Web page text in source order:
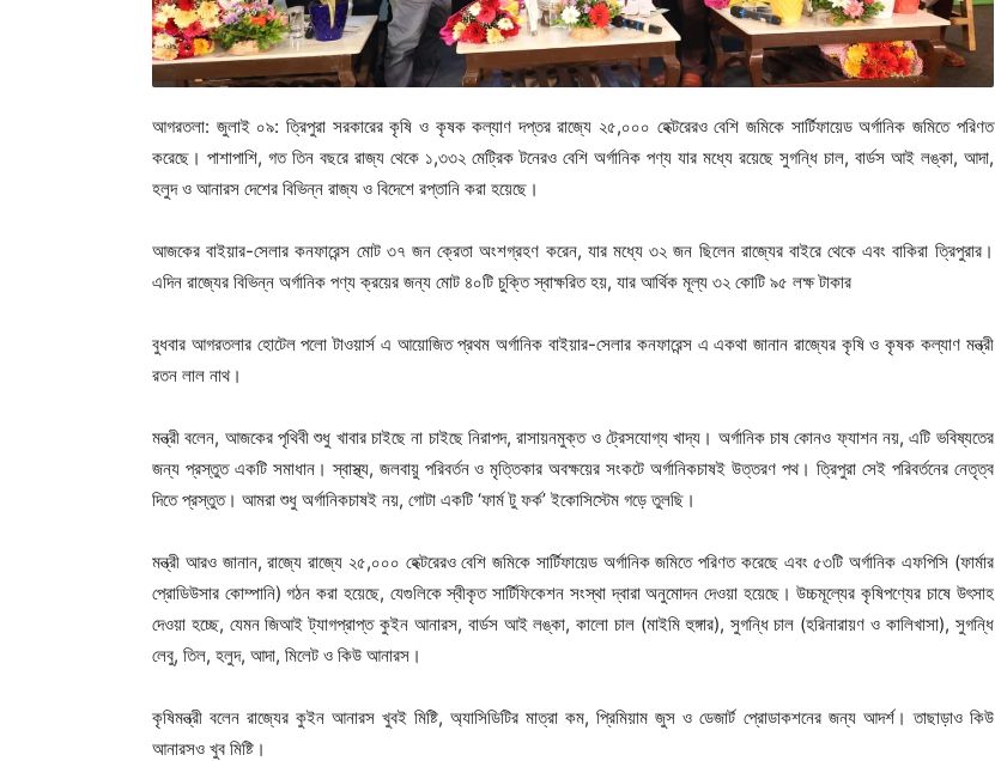
আগরতলা: জুলাই ০৯: ত্রিপুরা সরকারের কৃষি ও কৃষক কল্যাণ দপ্তর রাজ্যে ২৫,০০০ হেক্টরেরও বেশি জমিকে সার্টিফায়েড অর্গানিক জমিতে পরিণত
করেছে। পাশাপাশি, গত তিন বছরে রাজ্য থেকে ১,৩৩২ মেট্রিক টনেরও বেশি অর্গানিক পণ্য যার মধ্যে রয়েছে সুগন্ধি চাল, বার্ডস আই লঙ্কা, আদা,
হলুদ ও আনারস দেশের বিভিন্ন রাজ্য ও বিদেশে রপ্তানি করা হয়েছে।
আজকের বাইয়ার-সেলার কনফারেন্স মোট ৩৭ জন ক্রেতা অংশগ্রহণ করেন, যার মধ্যে ৩২ জন ছিলেন রাজ্যের বাইরে থেকে এবং বাকিরা ত্রিপুরার।
এদিন রাজ্যের বিভিন্ন অর্গানিক পণ্য ক্রয়ের জন্য মোট ৪০টি চুক্তি স্বাক্ষরিত হয়, যার আর্থিক মূল্য ৩২ কোটি ৯৫ লক্ষ টাকার
বুধবার আগরতলার হোটেল পলো টাওয়ার্স এ আয়োজিত প্রথম অর্গানিক বাইয়ার-সেলার কনফারেন্স এ একথা জানান রাজ্যের কৃষি ও কৃষক কল্যাণ মন্ত্রী
রতন লাল নাথ।
মন্ত্রী বলেন, আজকের পৃথিবী শুধু খাবার চাইছে না চাইছে নিরাপদ, রাসায়নমুক্ত ও ট্রেসযোগ্য খাদ্য। অর্গানিক চাষ কোনও ফ্যাশন নয়, এটি ভবিষ্যতের
জন্য প্রস্তুত একটি সমাধান। স্বাস্থ্য, জলবায়ু পরিবর্তন ও মৃত্তিকার অবক্ষয়ের সংকটে অর্গানিকচাষই উত্তরণ পথ। ত্রিপুরা সেই পরিবর্তনের নেতৃত্ব
দিতে প্রস্তুত। আমরা শুধু অর্গানিকচাষই নয়, গোটা একটি ‘ফার্ম টু ফর্ক’ ইকোসিস্টেম গড়ে তুলছি।
মন্ত্রী আরও জানান, রাজ্যে রাজ্যে ২৫,০০০ হেক্টরেরও বেশি জমিকে সার্টিফায়েড অর্গানিক জমিতে পরিণত করেছে এবং ৫৩টি অর্গানিক এফপিসি (ফার্মার
প্রোডিউসার কোম্পানি) গঠন করা হয়েছে, যেগুলিকে স্বীকৃত সার্টিফিকেশন সংস্থা দ্বারা অনুমোদন দেওয়া হয়েছে। উচ্চমূল্যের কৃষিপণ্যের চাষে উৎসাহ
দেওয়া হচ্ছে, যেমন জিআই ট্যাগপ্রাপ্ত কুইন আনারস, বার্ডস আই লঙ্কা, কালো চাল (মাইমি হুঙ্গার), সুগন্ধি চাল (হরিনারায়ণ ও কালিখাসা), সুগন্ধি
লেবু, তিল, হলুদ, আদা, মিলেট ও কিউ আনারস।
কৃষিমন্ত্রী বলেন রাজ্যের কুইন আনারস খুবই মিষ্টি, অ্যাসিডিটির মাত্রা কম, প্রিমিয়াম জুস ও ডেজার্ট প্রোডাকশনের জন্য আদর্শ। তাছাড়াও কিউ
আনারসও খুব মিষ্টি।